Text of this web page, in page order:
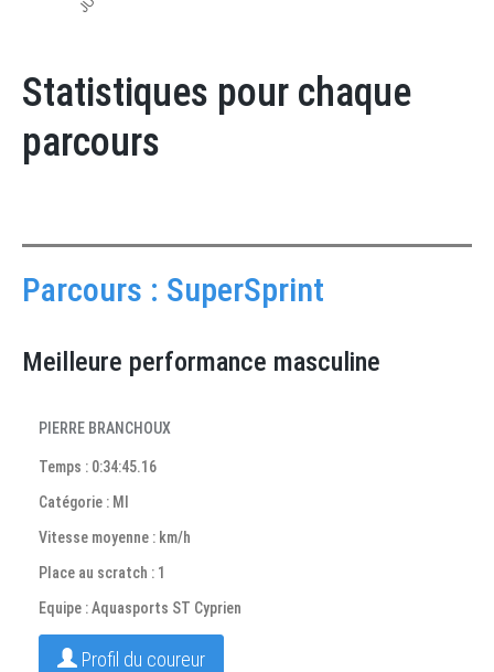
Statistiques pour chaque
parcours
Parcours : SuperSprint
Meilleure performance masculine
PIERRE BRANCHOUX
Temps : 0:34:45.16
Catégorie : MI
Vitesse moyenne : km/h
Place au scratch : 1
Equipe : Aquasports ST Cyprien
Profil du coureur